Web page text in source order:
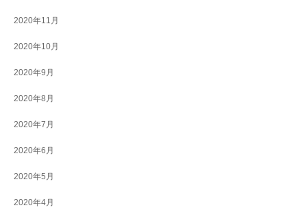
2020年11月
2020年10月
2020年9月
2020年8月
2020年7月
2020年6月
2020年5月
2020年4月